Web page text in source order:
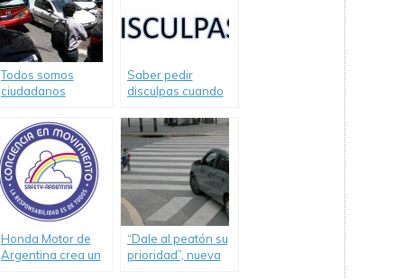
Todos somos
ciudadanos
conductores
Saber pedir
disculpas cuando
mismo espacio
público
Honda Motor de
Argentina crea un
“Dale al peatón su
prioridad”, nueva